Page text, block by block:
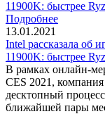
Подробнее
13.01.2021
Intel рассказала об
11900K: быстрее
В рамках онлайн-
CES 2021,
десктопный
ближайшей пары